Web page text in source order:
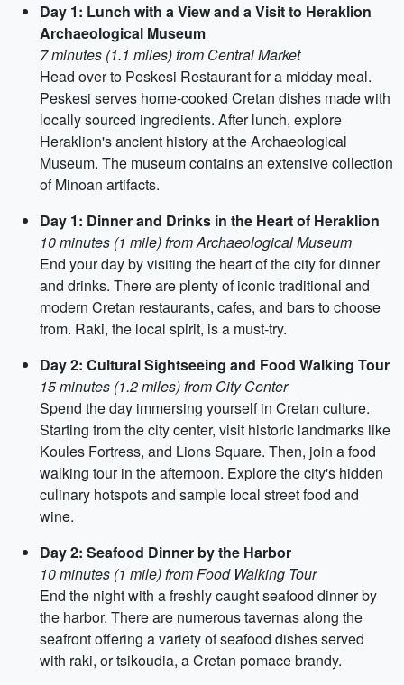
Day 1: Lunch with a View and a Visit to Heraklion
Archaeological Museum
7 minutes (1.1 miles) from Central Market
Head over to Peskesi Restaurant for a midday meal.
Peskesi serves home-cooked Cretan dishes made with
locally sourced ingredients. After lunch, explore
Heraklion's ancient history at the Archaeological
Museum. The museum contains an extensive collection
of Minoan artifacts.
Day 1: Dinner and Drinks in the Heart of Heraklion
10 minutes (1 mile) from Archaeological Museum
End your day by visiting the heart of the city for dinner
and drinks. There are plenty of iconic traditional and
modern Cretan restaurants, cafes, and bars to choose
from. Raki, the local spirit, is a must-try.
Day 2: Cultural Sightseeing and Food Walking Tour
15 minutes (1.2 miles) from City Center
Spend the day immersing yourself in Cretan culture.
Starting from the city center, visit historic landmarks like
Koules Fortress, and Lions Square. Then, join a food
walking tour in the afternoon. Explore the city's hidden
culinary hotspots and sample local street food and
wine.
Day 2: Seafood Dinner by the Harbor
10 minutes (1 mile) from Food Walking Tour
End the night with a freshly caught seafood dinner by
the harbor. There are numerous tavernas along the
seafront offering a variety of seafood dishes served
with raki, or tsikoudia, a Cretan pomace brandy.